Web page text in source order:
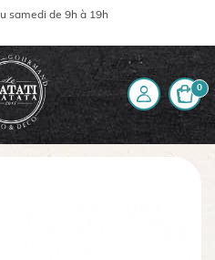
samedi de 9h à 19h
0